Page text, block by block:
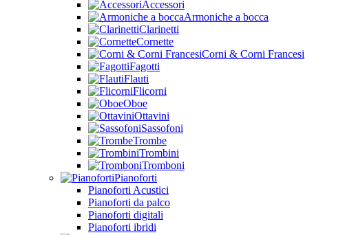
Accessori
Armoniche a bocca
Clarinetti
Cornette
Corni & Corni Francesi
Fagotti
Flauti
Flicorni
Oboe
Ottavini
Sassofoni
Trombe
Trombini
Tromboni
Pianoforti
Pianoforti Acustici
Pianoforti da palco
Pianoforti digitali
Pianoforti ibridi